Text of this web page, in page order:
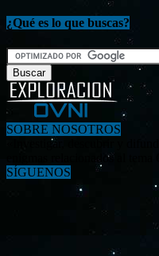
¿Qué es lo que buscas?
SOBRE NOSOTROS
«Investigar, descubrir y
enigmas relacionados al
SÍGUENOS